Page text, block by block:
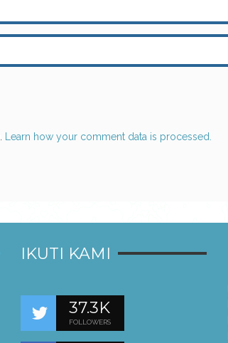
Learn how your comment data is processed.
IKUTI KAMI
37.3K
FOLLOWERS